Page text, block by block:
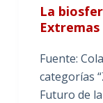
La
Extremas
Fuente:
categorías
Futuro de